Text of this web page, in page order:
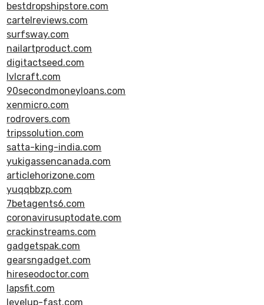
bestdropshipstore.com
cartelreviews.com
surfsway.com
nailartproduct.com
digitactseed.com
lvlcraft.com
90secondmoneyloans.com
xenmicro.com
rodrovers.com
tripssolution.com
satta-king-india.com
yukigassencanada.com
articlehorizone.com
yuqqbbzp.com
7betagents6.com
coronavirusuptodate.com
crackinstreams.com
gadgetspak.com
gearsngadget.com
hireseodoctor.com
lapsfit.com
levelup-fast.com